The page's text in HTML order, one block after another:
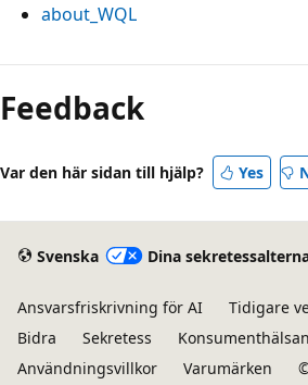
about_WQL
Feedback
Var den här sidan till hjälp? Yes
Svenska Dina
Ansvarsfriskrivning för AI Tidigare
Bidra
Sekretess
Användningsvillkor
Varumärken